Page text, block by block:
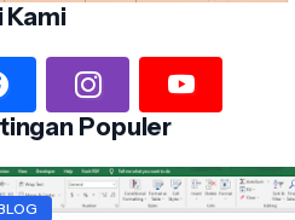
Kami
Populer